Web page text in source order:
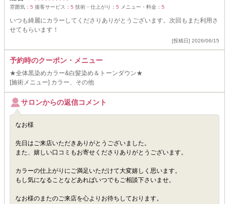
雰囲気： 5 接客サービス： 5 技術・仕上がり： 5 メニュー・料金： 5
いつも綺麗にカラーしてくださりありがとうございます。次回もまた利用さ
せてもらいます！
[投稿日] 2026/06/15
予約時のクーポン・メニュー
★全体黒染めカラー&白髪染め＆トーンダウン★
[施術メニュー] カラー、その他
サロンからの返信コメント
なお様
先日はご来店いただきありがとうございました。
また、嬉しい口コミもお寄せくださりありがとうございます。
カラーの仕上がりにご満足いただけて大変嬉しく思います。
もし気になることなどあればいつでもご相談下さいませ。
なお様のまたのご来店を心よりお待ちしております。